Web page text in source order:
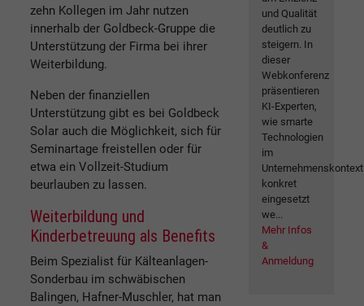
zehn Kollegen im Jahr nutzen
innerhalb der Goldbeck-Gruppe die
Unterstützung der Firma bei ihrer
Weiterbildung.
Neben der finanziellen
Unterstützung gibt es bei Goldbeck
Solar auch die Möglichkeit, sich für
Seminartage freistellen oder für
etwa ein Vollzeit-Studium
beurlauben zu lassen.
Weiterbildung und
Kinderbetreuung als Benefits
Beim Spezialist für Kälteanlagen-
Sonderbau im schwäbischen
Balingen, Hafner-Muschler, hat man
und Qualität
deutlich zu
steigern. In
dieser
Webkonferenz
präsentieren
KI-Experten,
wie smarte
Technologien
im
Unternehmenskontext
konkret
eingesetzt
we...
Mehr Infos
&
Anmeldung